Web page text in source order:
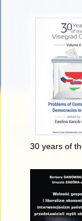
30 years of